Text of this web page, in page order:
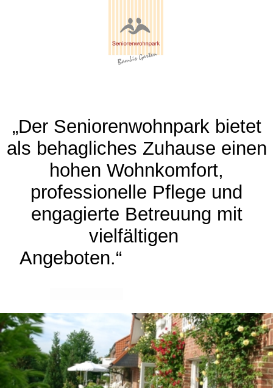
„Der Seniorenwohnpark bietet
als behagliches Zuhause einen
hohen Wohnkomfort,
professionelle Pflege und
engagierte Betreuung mit
vielfältigen
Angeboten.“